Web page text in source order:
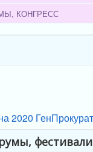
КОНГРЕСС
фестивали